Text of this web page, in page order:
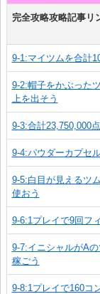
完全攻略攻略記事リ
9-1:マイツムを合計
9-2:帽子をかぶった
上を出そう
9-3:合計23,750,000
9-4:パウダーカプセ
9-5:白目が見えるツ
使おう
9-6:1プレイで9回フ
9-7:イニシャルがA
稼ごう
9-8:1プレイで160コ